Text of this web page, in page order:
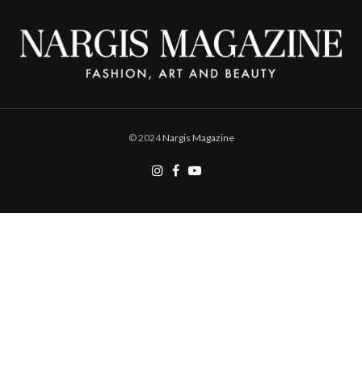
© 2024Nargis Magazine